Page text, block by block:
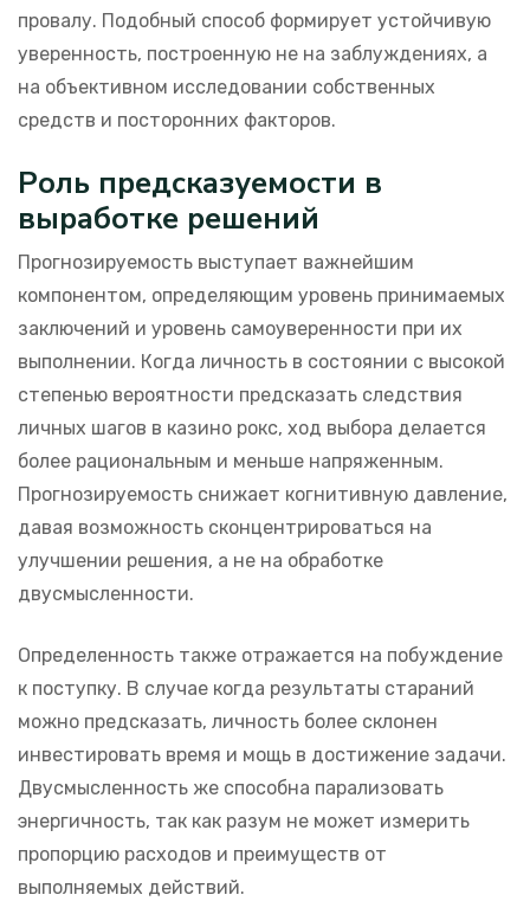
провалу. Подобный способ формирует устойчивую
уверенность, построенную не на заблуждениях, а
на объективном исследовании собственных
средств и посторонних факторов.
Роль предсказуемости в
выработке решений
Прогнозируемость выступает важнейшим
компонентом, определяющим уровень принимаемых
заключений и уровень самоуверенности при их
выполнении. Когда личность в состоянии с высокой
степенью вероятности предсказать следствия
личных шагов в казино рокс, ход выбора делается
более рациональным и меньше напряженным.
Прогнозируемость снижает когнитивную давление,
давая возможность сконцентрироваться на
улучшении решения, а не на обработке
двусмысленности.
Определенность также отражается на побуждение
к поступку. В случае когда результаты стараний
можно предсказать, личность более склонен
инвестировать время и мощь в достижение задачи.
Двусмысленность же способна парализовать
энергичность, так как разум не может измерить
пропорцию расходов и преимуществ от
выполняемых действий.